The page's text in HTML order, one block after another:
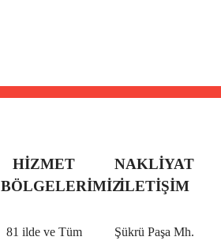
HIZMET
BÖLGELERIMIZ
81 ilde ve Tüm
NAKLIYAT
İLETIŞIM
Şükrü Paşa Mh.